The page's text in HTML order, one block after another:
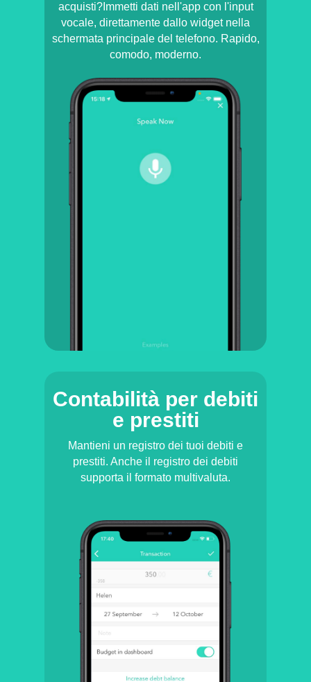
acquisti?Immetti dati nell'app con l'input
vocale, direttamente dallo widget nella
schermata principale del telefono. Rapido,
comodo, moderno.
Mantieni un registro dei tuoi debiti e
prestiti. Anche il registro dei debiti
supporta il formato multivaluta.
Contabilità per debiti
e prestiti